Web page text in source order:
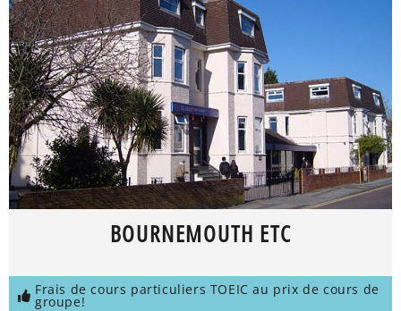
BOURNEMOUTH ETC
Frais de cours particuliers TOEIC au prix de cours de
groupe!